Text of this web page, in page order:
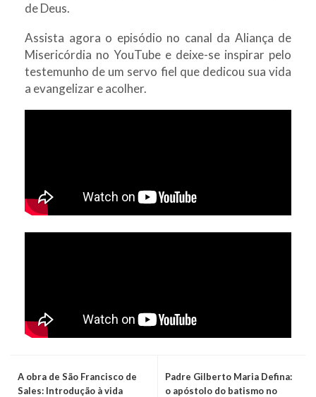
de Deus.
Assista agora o episódio no canal da Aliança de
Misericórdia no YouTube e deixe-se inspirar pelo
testemunho de um servo fiel que dedicou sua vida
a evangelizar e acolher.
A obra de São Francisco de
Sales: Introdução à vida
Padre Gilberto Maria Defina:
o apóstolo do batismo no